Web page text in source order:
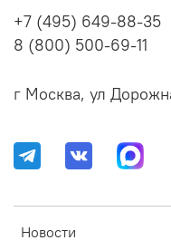
Новости
+7 (495) 649-88-35
8 (800) 500-69-11
г Москва, ул